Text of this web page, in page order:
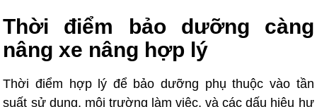
Thời điểm bảo dưỡng càng
nâng xe nâng hợp lý
Thời điểm hợp lý để bảo dưỡng phụ thuộc vào tần
suất sử dụng, môi trường làm việc, và các dấu hiệu hư